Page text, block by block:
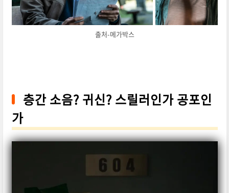
출처-메가박스
층간 소음? 귀신? 스릴러인가 공포인
가